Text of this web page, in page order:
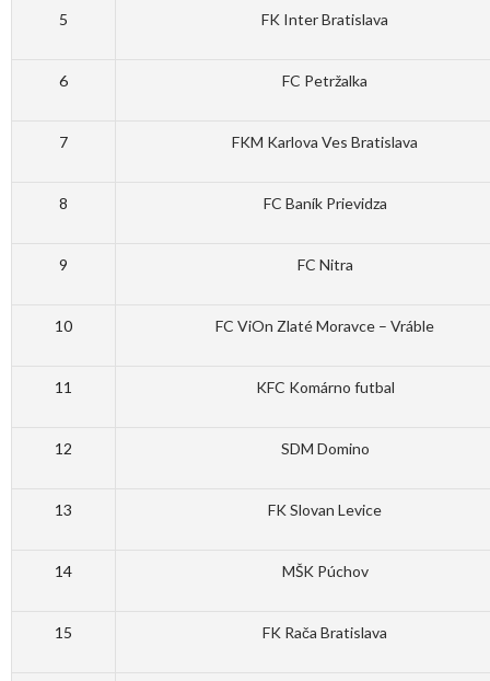
5 FK Inter Bratislava
6 FC Petržalka
7 FKM Karlova Ves Bratislava
8 FC Baník Prievidza
9 FC Nitra
10 FC ViOn Zlaté Moravce – Vráble
11 KFC Komárno futbal
12 SDM Domino
13 FK Slovan Levice
14 MŠK Púchov
15 FK Rača Bratislava